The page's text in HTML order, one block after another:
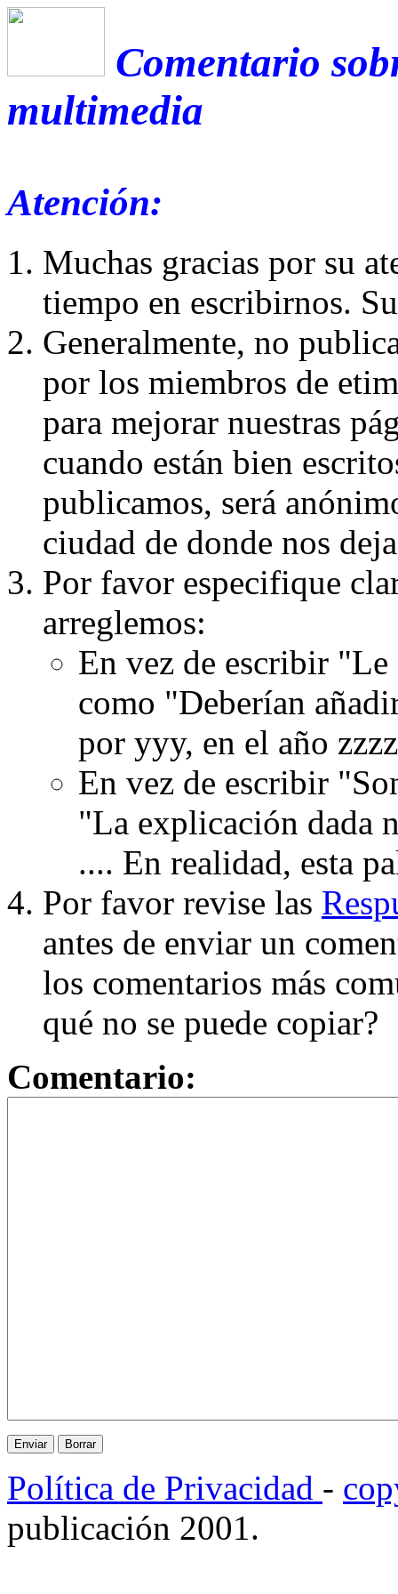
Comentario
multimedia
Atención:
Muchas gracias por su
tiempo en escribirnos.
Generalmente, no
por los miembros de
para mejorar nuestras
cuando están bien
publicamos, será
ciudad de donde nos
Por favor especifique
arreglemos:
En vez de escribir
como "Deberían
por yyy, en el año
En vez de escribir
"La explicación dada
.... En realidad, esta
Por favor revise las
antes de enviar un
los comentarios más
qué no se puede copiar?
Comentario:
Política de Privacidad -
publicación 2001.